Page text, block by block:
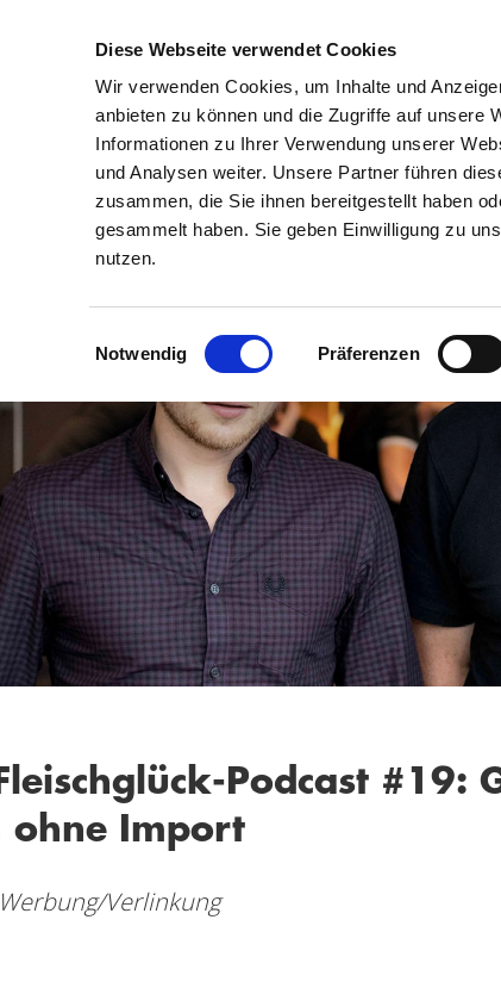
Diese Webseite verwendet Cookies
Wir verwenden Cookies, um Inhalte und
anbieten zu können und die Zugriffe auf unsere
Informationen zu Ihrer Verwendung unserer
und Analysen weiter. Unsere Partner führen
zusammen, die Sie ihnen bereitgestellt haben
gesammelt haben. Sie geben Einwilligung zu
nutzen.
Einwilligungsauswahl
Notwendig Präferenzen
Podcast #19:
ohne Import
Verlinkung